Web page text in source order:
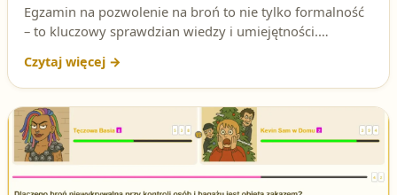
Egzamin na pozwolenie na broń to nie tylko formalność
– to kluczowy sprawdzian wiedzy i umiejętności.
znajdziesz w naszym artykule, gdzie rozkładamy na
czynniki pierwsze to ważne pytanie testowe na patent
strzelecki.